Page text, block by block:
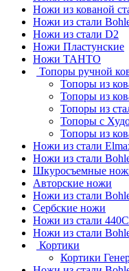
Ножи из кованой
Ножи из стали
Ножи из стали D2
Ножи Пластунские
Ножи ТАНТО
Топоры ручной
Топоры из
Топоры из
Топоры из
Топоры с
Топоры из
Ножи из стали
Ножи из стали
Шкуросъемные
Авторские ножи
Ножи из стали
Сербские ножи
Ножи из стали 440С
Ножи из стали
Кортики
Кортики